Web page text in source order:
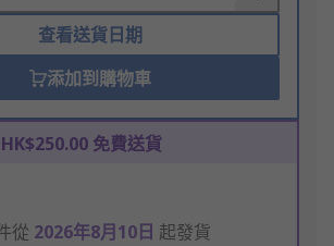
查看送貨日期
添加到購物車
免費送貨
從 2026年8月10日 起發貨